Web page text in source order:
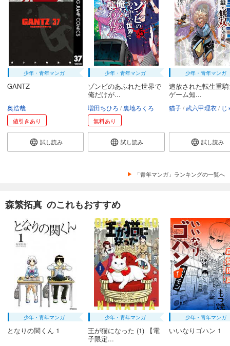
少年・青年マンガ
GANTZ
奥浩哉
値引きあり
試し読み
少年・青年マンガ
ゾンビのあふれた世界で
俺だけが...
増田ちひろ 裏地ろくろ
無料あり
試し読み
少年・青年マンガ
追放された転生重
ゲーム知...
猫子 武六甲理衣 じゃ
試し読み
「青年マンガ」ランキングの一覧へ
森繁拓真 のこれもおすすめ
少年・青年マンガ
となりの関くん 1
少年・青年マンガ
王が猫になった (1) 【電
子限定...
少年・青年マンガ
いいなりゴハン 1